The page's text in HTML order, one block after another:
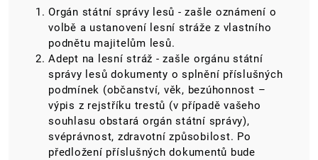
Orgán státní správy lesů - zašle oznámení o
volbě a ustanovení lesní stráže z vlastního
podnětu majitelům lesů.
Adept na lesní stráž - zašle orgánu státní
správy lesů dokumenty o splnění příslušných
podmínek (občanství, věk, bezúhonnost –
výpis z rejstříku trestů (v případě vašeho
souhlasu obstará orgán státní správy),
svéprávnost, zdravotní způsobilost. Po
předložení příslušných dokumentů bude